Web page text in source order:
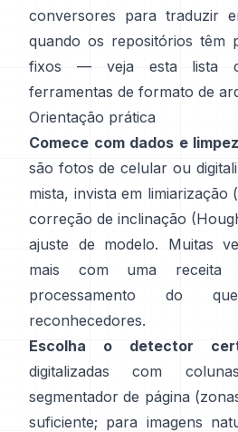
conversores para traduzir
quando os repositórios têm
fixos — veja esta lista
ferramentas de formato de
Orientação prática
Comece com dados e
são fotos de celular ou
mista, invista em limiarização (
correção de inclinação (
ajuste de modelo. Muitas
mais com uma receita
processamento do
reconhecedores.
Escolha o detector
digitalizadas com
segmentador de página
suficiente; para imagens